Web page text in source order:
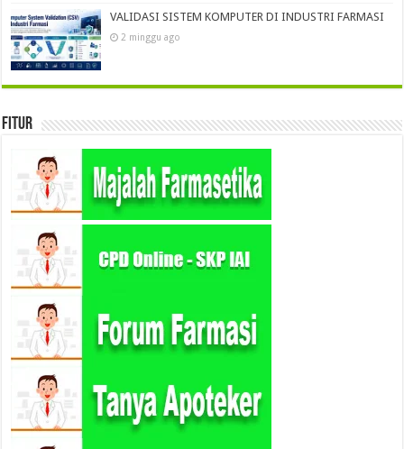
VALIDASI SISTEM KOMPUTER DI INDUSTRI FARMASI
2 minggu ago
Fitur